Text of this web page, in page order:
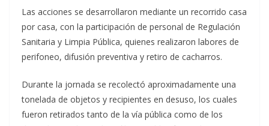
Las acciones se desarrollaron mediante un recorrido casa
por casa, con la participación de personal de Regulación
Sanitaria y Limpia Pública, quienes realizaron labores de
perifoneo, difusión preventiva y retiro de cacharros.
Durante la jornada se recolectó aproximadamente una
tonelada de objetos y recipientes en desuso, los cuales
fueron retirados tanto de la vía pública como de los